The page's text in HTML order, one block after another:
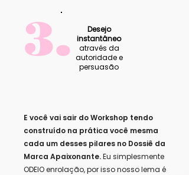
3.
Desejo
instantâneo
através da
autoridade e
persuasão
E você vai sair do Workshop tendo
construído na prática você mesma
cada um desses pilares no Dossiê da
Marca Apaixonante.Eu simplesmente
ODEIO enrolação, por isso nosso lema é